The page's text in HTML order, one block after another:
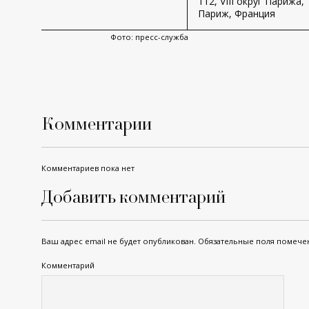
Париж, Франция
Фото: пресс-служба
Комментарии
Комментариев пока нет
Добавить комментарий
Ваш адрес email не будет опубликован. Обязательные поля
Комментарий